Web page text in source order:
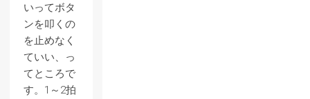
いってボタ
ンを叩くの
を止めなく
ていい、っ
てところで
す。1～2拍